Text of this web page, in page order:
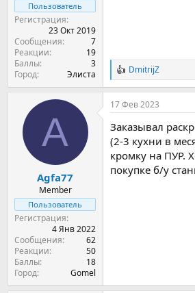
Пользователь
Регистрация
23 Окт 2019
Сообщения
7
Реакции
19
Баллы
3
Город
Элиста
Р
е
а
к
и
и
DmitrijZ
A
Agfa77
Member
Пользователь
Регистрация
4 Янв 2022
Сообщения
62
Реакции
50
Баллы
18
Город
Gomel
17 Фев 2023
Заказывал
(2-3 кухни в
кромку на ПУР.
покупке б/у